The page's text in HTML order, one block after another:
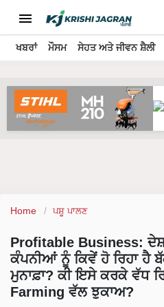
ਖਬਰਾਂ ਮੌਸਮ ਸੇਹਤ ਅਤੇ ਜੀਵਨ ਸ਼ੈਲੀ
Home ਪਸ਼ੂ ਪਾਲਣ
Profitable Business:
ਕੰਪਨੀਆਂ ਨੂੰ ਕਿਵੇਂ ਹੋ ਰਿਹਾ ਹੈ
ਮੁਨਾਫ਼ਾ? ਕੀ ਇਸੇ ਕਰਕੇ ਵੱਧ
Farming ਵੱਲ ਝੁਕਾਅ?